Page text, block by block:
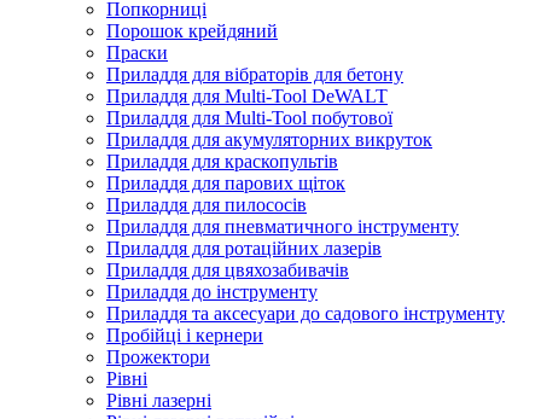
Попкорниці
Порошок крейдяний
Праски
Приладдя для вібраторів для бетону
Приладдя для Multi-Tool DeWALT
Приладдя для Multi-Tool побутової
Приладдя для акумуляторних викруток
Приладдя для краскопультів
Приладдя для парових щіток
Приладдя для пилососів
Приладдя для пневматичного інструменту
Приладдя для ротаційних лазерів
Приладдя для цвяхозабивачів
Приладдя до інструменту
Приладдя та аксесуари до садового інструменту
Пробійці і кернери
Прожектори
Рівні
Рівні лазерні